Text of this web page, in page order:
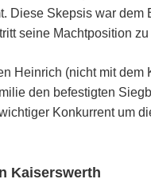
Diese Skepsis war dem
seine Machtposition
Hein­rich (nicht mit
den be­fes­tig­ten
Konkurrent um
Kaiserswerth